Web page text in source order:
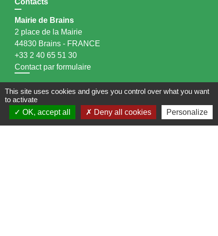
Mairie de Brains
2 place de la Mairie
44830 Brains - FRANCE
+33 2 40 65 51 30
Contact par formulaire
Horaires d'ouverture:
Lundi : 14h - 17h
This site uses cookies and gives you control over what you want
to activate
OK, accept all
Deny all cookies Personalize